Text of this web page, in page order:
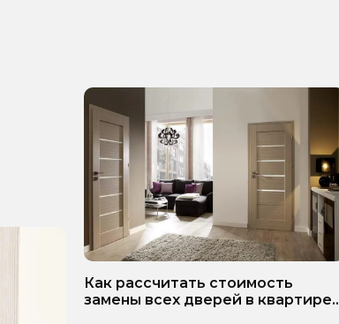
Как рассчитать стоимость
замены всех дверей в квартире?